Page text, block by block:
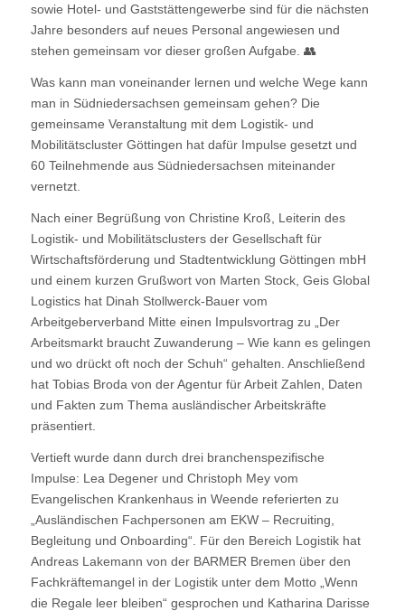
sowie Hotel- und Gaststättengewerbe sind für die nächsten
Jahre besonders auf neues Personal angewiesen und
stehen gemeinsam vor dieser großen Aufgabe. 👥
Was kann man voneinander lernen und welche Wege kann
man in Südniedersachsen gemeinsam gehen? Die
gemeinsame Veranstaltung mit dem Logistik- und
Mobilitätscluster Göttingen hat dafür Impulse gesetzt und
60 Teilnehmende aus Südniedersachsen miteinander
vernetzt.
Nach einer Begrüßung von Christine Kroß, Leiterin des
Logistik- und Mobilitätsclusters der Gesellschaft für
Wirtschaftsförderung und Stadtentwicklung Göttingen mbH
und einem kurzen Grußwort von Marten Stock, Geis Global
Logistics hat Dinah Stollwerck-Bauer vom
Arbeitgeberverband Mitte einen Impulsvortrag zu „Der
Arbeitsmarkt braucht Zuwanderung – Wie kann es gelingen
und wo drückt oft noch der Schuh“ gehalten. Anschließend
hat Tobias Broda von der Agentur für Arbeit Zahlen, Daten
und Fakten zum Thema ausländischer Arbeitskräfte
präsentiert.
Vertieft wurde dann durch drei branchenspezifische
Impulse: Lea Degener und Christoph Mey vom
Evangelischen Krankenhaus in Weende referierten zu
„Ausländischen Fachpersonen am EKW – Recruiting,
Begleitung und Onboarding“. Für den Bereich Logistik hat
Andreas Lakemann von der BARMER Bremen über den
Fachkräftemangel in der Logistik unter dem Motto „Wenn
die Regale leer bleiben“ gesprochen und Katharina Darisse